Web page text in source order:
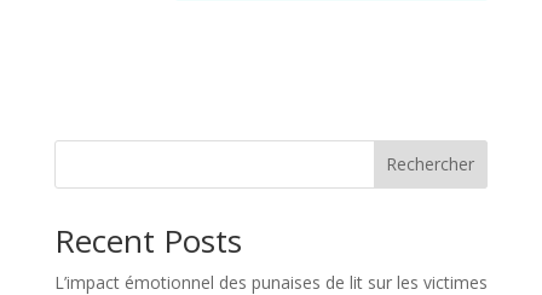
Rechercher
Recent Posts
L’impact émotionnel des punaises de lit sur les victimes